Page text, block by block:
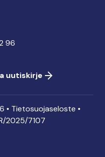
96
uutiskirje
• Tietosuojaseloste •
2025/7107